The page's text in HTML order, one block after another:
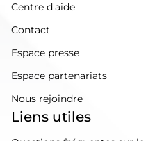
Centre d'aide
Contact
Espace presse
Espace partenariats
Nous rejoindre
Liens utiles